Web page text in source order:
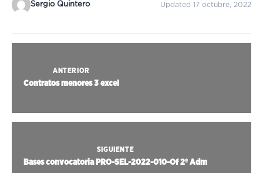
Sergio Quintero Updated 17 octubre, 2022
ANTERIOR
Contratos menores 3 excel
SIGUIENTE
Bases convocatoria PRO-SEL-2022-010-Of 2º Adm